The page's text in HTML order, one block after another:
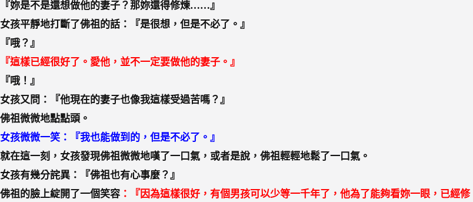
『妳是不是還想做他的妻子？那妳還得修煉……』
女孩平靜地打斷了佛祖的話：『是很想，但是不必了。』
『哦？』
『這樣已經很好了。愛他，並不一定要做他的妻子。』
『哦！』
女孩又問：『他現在的妻子也像我這樣受過苦嗎？』
佛祖微微地點點頭。
女孩微微一笑：『我也能做到的，但是不必了。』
就在這一刻，女孩發現佛祖微微地嘆了一口氣，或者是說，佛祖輕輕地鬆了一口氣。
女孩有幾分詫異：『佛祖也有心事麼？』
佛祖的臉上綻開了一個笑容 ：『因為這樣很好，有個男孩可以少等一千年了，他為了能夠看妳一眼，已經修